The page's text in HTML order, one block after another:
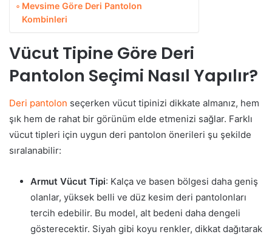
Mevsime Göre Deri Pantolon
Kombinleri
Vücut Tipine Göre Deri
Pantolon Seçimi Nasıl Yapılır?
Deri pantolon seçerken vücut tipinizi dikkate almanız, hem
şık hem de rahat bir görünüm elde etmenizi sağlar. Farklı
vücut tipleri için uygun deri pantolon önerileri şu şekilde
sıralanabilir:
Armut Vücut Tipi: Kalça ve basen bölgesi daha geniş
olanlar, yüksek belli ve düz kesim deri pantolonları
tercih edebilir. Bu model, alt bedeni daha dengeli
gösterecektir. Siyah gibi koyu renkler, dikkat dağıtarak